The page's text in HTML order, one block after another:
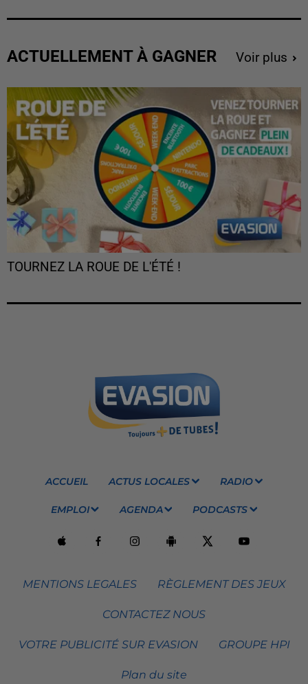
ACTUELLEMENT À GAGNER Voir plus
TOURNEZ LA ROUE DE L'ÉTÉ !
ACCUEIL ACTUS LOCALES RADIO
EMPLOI AGENDA PODCASTS
MENTIONS LEGALES RÈGLEMENT DES JEUX
CONTACTEZ NOUS
VOTRE PUBLICITÉ SUR EVASION GROUPE HPI
Plan du site